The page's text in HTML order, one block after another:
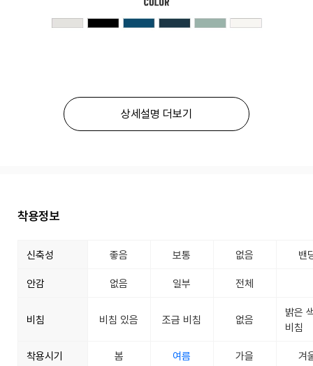
상세설명 더보기
착용정보
신축성 좋음 보통 없음 밴
안감 없음 일부 전체
비침 비침 있음 조금 비침 없음
밝은
비침
착용시기 봄 여름 가을 겨